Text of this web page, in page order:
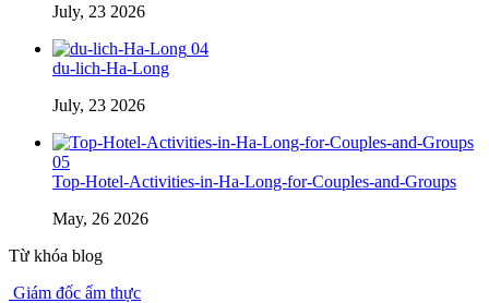
July, 23 2026
04
du-lich-Ha-Long
July, 23 2026
05
Top-Hotel-Activities-in-Ha-Long-for-Couples-and-Groups
May, 26 2026
Từ khóa blog
Giám đốc ẩm thực